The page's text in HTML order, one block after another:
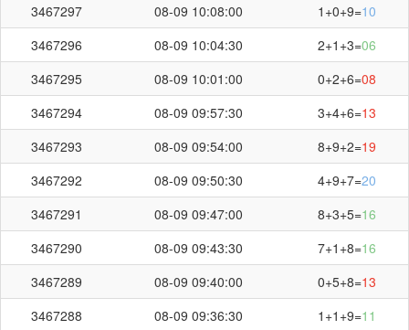
3467297
08-09 10:08:00 1+0+9=10
3467296
08-09 10:04:30 2+1+3=06
3467295
08-09 10:01:00 0+2+6=08
3467294
08-09 09:57:30 3+4+6=13
3467293
08-09 09:54:00 8+9+2=19
3467292
08-09 09:50:30 4+9+7=20
3467291
08-09 09:47:00 8+3+5=16
3467290
08-09 09:43:30 7+1+8=16
3467289
08-09 09:40:00 0+5+8=13
3467288
08-09 09:36:30 1+1+9=11